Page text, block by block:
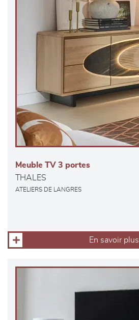
Meuble TV 3 portes
THALES
ATELIERS DE LANGRES
En savoir plus